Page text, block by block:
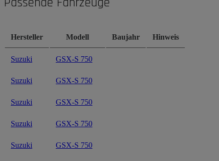
Hersteller Modell Baujahr Hinweis
Suzuki GSX-S 750
Suzuki GSX-S 750
Suzuki GSX-S 750
Suzuki GSX-S 750
Suzuki GSX-S 750